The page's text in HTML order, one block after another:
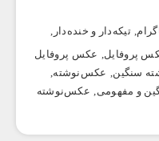
تیکه‌دار و خنده‌دار
پروفایل
عکس پروفایل
سنگین عکس‌نوشته
و مفهومی
عکس‌نوشته